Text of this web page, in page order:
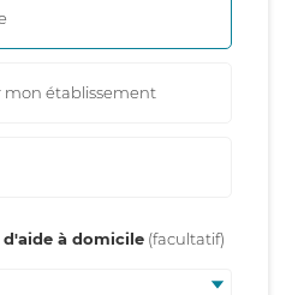
mon établissement
à domicile